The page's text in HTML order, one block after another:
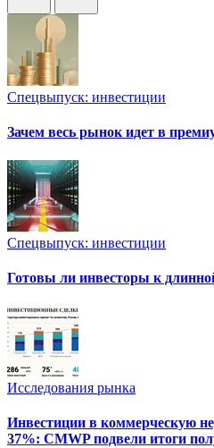
Спецвыпуск: инвестиции
Зачем весь рынок идет в
Спецвыпуск: инвестиции
Готовы ли инвесторы к
Исследования рынка
Инвестиции в коммерческую
37%: CMWP подвели итоги